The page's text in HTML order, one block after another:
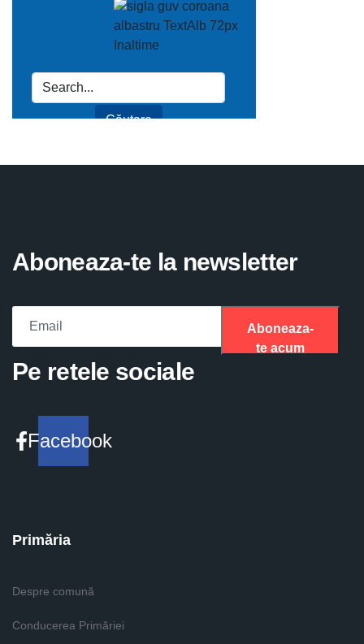
Aboneaza-te la newsletter
Aboneaza-
te acum
Pe retele sociale
Facebook
Primăria
Despre comună
Conducerea Primăriei